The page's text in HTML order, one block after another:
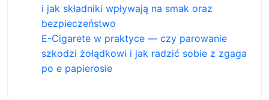
i jak składniki wpływają na smak oraz
bezpieczeństwo
E-Cigarete w praktyce — czy parowanie
szkodzi żołądkowi i jak radzić sobie z zgaga
po e papierosie